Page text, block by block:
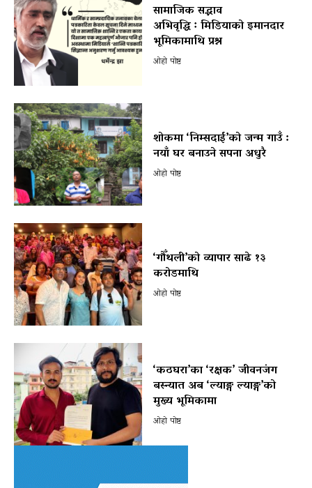
सामाजिक सद्भाव
अभिवृद्धि ः मिडियाको इमानदार
भूमिकामाथि प्रश्न
ओहो पोष्ट
शोकमा ‘निम्सदाई’को जन्म गाउँ :
नयाँ घर बनाउने सपना अधुरै
ओहो पोष्ट
‘गौँथली’को व्यापार साढे १३
करोडमाथि
ओहो पोष्ट
‘कठघरा’का ‘रक्षक’ जीवनजंग
बस्न्यात अब ‘ल्याङ्ग ल्याङ्ग’को
मुख्य भूमिकामा
ओहो पोष्ट